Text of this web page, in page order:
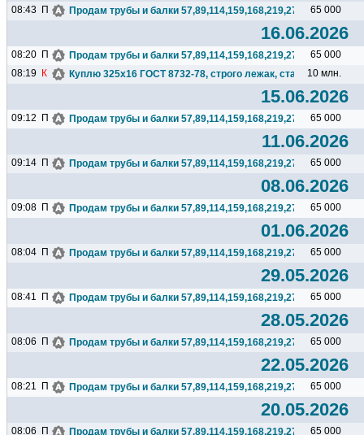
08:43 П Продам трубы и балки 65 000
16.06.2026
08:20 П Продам трубы и балки
65 000
08:19
К Куплю 325х16 ГОСТ 8732-78, строго лежак, сталь любая, 2
10 млн.
15.06.2026
09:12 П Продам трубы и балки 65 000
11.06.2026
09:14 П Продам трубы и балки 65 000
08.06.2026
09:08 П Продам трубы и балки 65 000
01.06.2026
08:04 П Продам трубы и балки 65 000
29.05.2026
08:41 П Продам трубы и балки 65 000
28.05.2026
08:06 П Продам трубы и балки 65 000
22.05.2026
08:21 П Продам трубы и балки 65 000
20.05.2026
08:06 П Продам трубы и балки 65 000